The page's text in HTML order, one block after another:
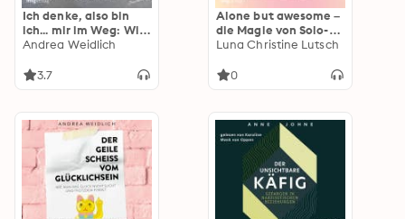
Ich denke, also bin
ich... mir im Weg: Wie
deine Gedanken dein
du anfängst, dir eine
Andrea Weidlich
3.7
Alone but awesome –
die Magie von Solo-
Dates: Wie du das
kannst, ohne dich
Luna Christine Lutsch
0